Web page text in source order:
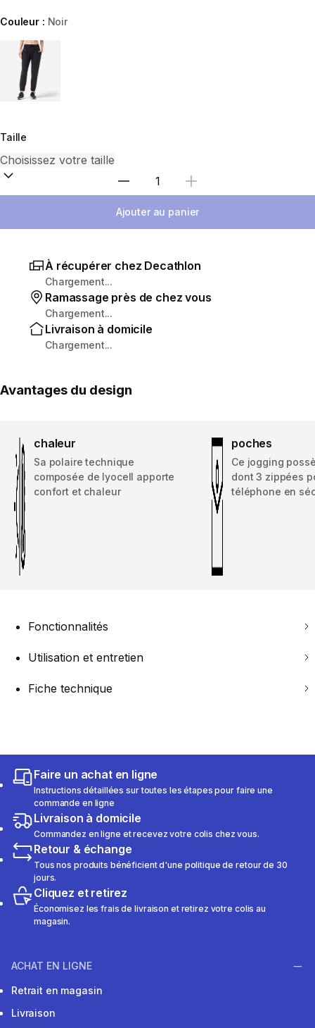
Couleur : Noir
Choose a variant
Taille
Sélectionnez la quantité
Ajouter au panier
À récupérer chez Decathlon
Chargement...
Ramassage près de chez vous
Chargement...
Livraison à domicile
Chargement...
Avantages du design
chaleur
Sa polaire technique
composée de lyocell apporte
confort et chaleur
poches
Ce jogging
dont 3 zippées
téléphone en
Fonctionnalités
Utilisation et entretien
Fiche technique
Faire un achat en ligne
Instructions détaillées sur toutes les étapes pour faire une
commande en ligne
Livraison à domicile
Commandez en ligne et recevez votre colis chez vous.
Retour & échange
Tous nos produits bénéficient d'une politique de retour de 30
jours.
Cliquez et retirez
Économisez les frais de livraison et retirez votre colis au
magasin.
ACHAT EN LIGNE
Retrait en magasin
Livraison